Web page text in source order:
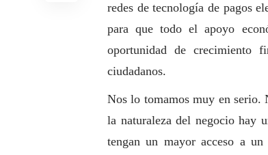
redes de tecnología de pagos
para que todo el apoyo
oportunidad de crecimiento
ciudadanos.
Nos lo tomamos muy en serio.
la naturaleza del negocio hay
tengan un mayor acceso a